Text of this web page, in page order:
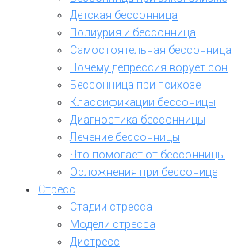
Детская бессонница
Полиурия и бессонница
Самостоятельная бессонница
Почему депрессия ворует сон
Бессонница при психозе
Классификации бессоницы
Диагностика бессонницы
Лечение бессонницы
Что помогает от бессонницы
Осложнения при бессонице
Стресс
Стадии стресса
Модели стресса
Дистресс